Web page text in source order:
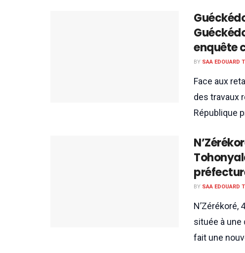
enquête
BY SAA EDOUARD
Face aux
des travaux
République
BY SAA EDOUARD
N’Zérékoré,
située à une
fait une